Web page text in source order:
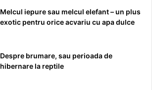
Melcul iepure sau melcul elefant – un plus
exotic pentru orice acvariu cu apa dulce
Despre brumare, sau perioada de
hibernare la reptile